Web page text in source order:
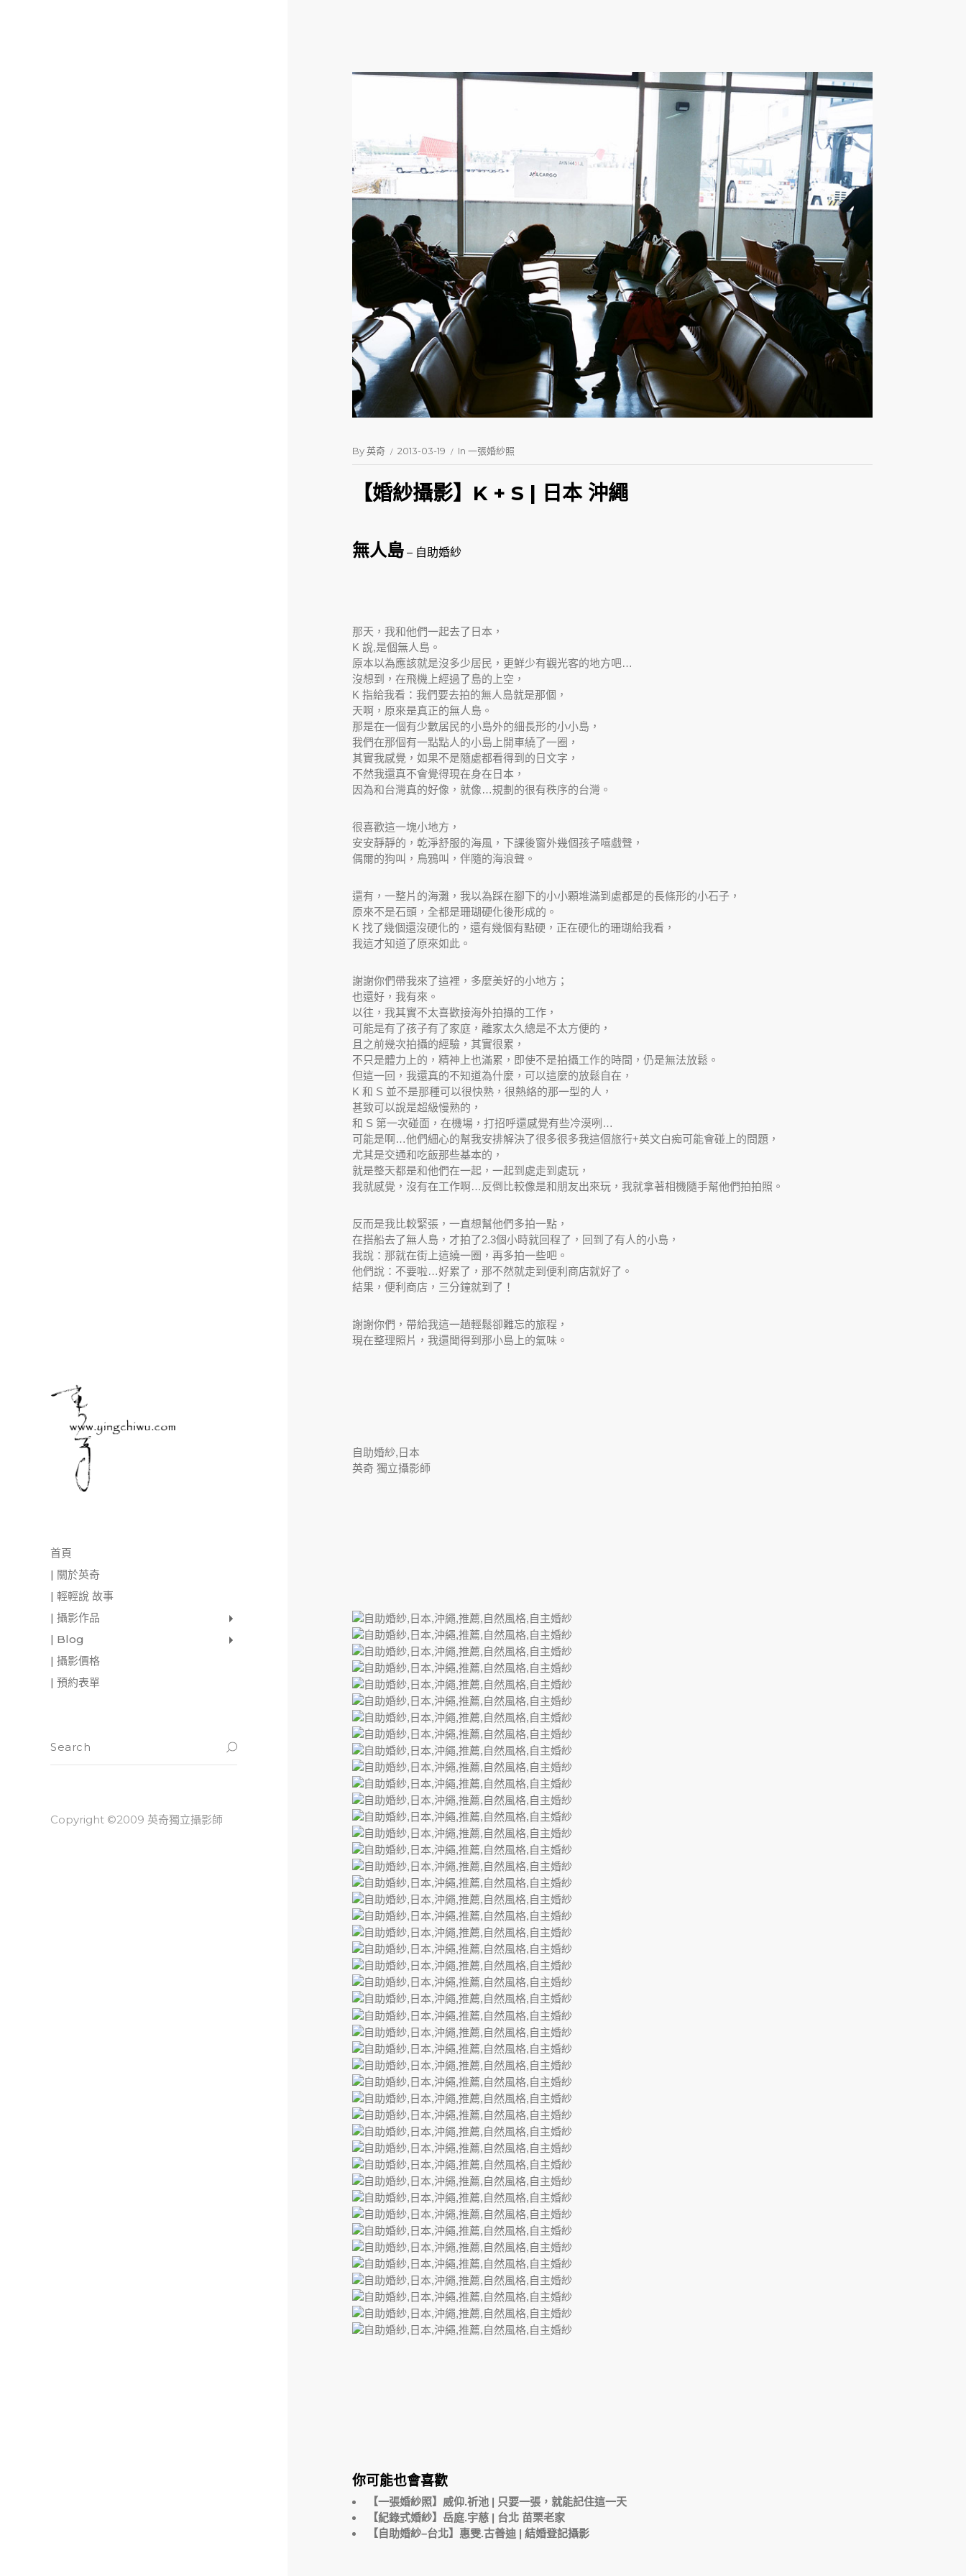
首頁
| 關於英奇
| 輕輕說 故事
| 攝影作品
| Blog
| 攝影價格
| 預約表單
Copyright ©2009 英奇獨立攝影師
By英奇 2013-03-19 In 一張婚紗照
【婚紗攝影】K + S | 日本 沖繩
無人島 – 自助婚紗
那天，我和他們一起去了日本，
K 說,是個無人島。
原本以為應該就是沒多少居民，更鮮少有觀光客的地方吧…
沒想到，在飛機上經過了島的上空，
K 指給我看：我們要去拍的無人島就是那個，
天啊，原來是真正的無人島。
那是在一個有少數居民的小島外的細長形的小小島，
我們在那個有一點點人的小島上開車繞了一圈，
其實我感覺，如果不是隨處都看得到的日文字，
不然我還真不會覺得現在身在日本，
因為和台灣真的好像，就像…規劃的很有秩序的台灣。
很喜歡這一塊小地方，
安安靜靜的，乾淨舒服的海風，下課後窗外幾個孩子嘻戲聲，
偶爾的狗叫，鳥鴉叫，伴隨的海浪聲。
還有，一整片的海灘，我以為踩在腳下的小小顆堆滿到處都是的長條形的小石子，
原來不是石頭，全都是珊瑚硬化後形成的。
K 找了幾個還沒硬化的，還有幾個有點硬，正在硬化的珊瑚給我看，
我這才知道了原來如此。
謝謝你們帶我來了這裡，多麼美好的小地方；
也還好，我有來。
以往，我其實不太喜歡接海外拍攝的工作，
可能是有了孩子有了家庭，離家太久總是不太方便的，
且之前幾次拍攝的經驗，其實很累，
不只是體力上的，精神上也滿累，即使不是拍攝工作的時間，仍是無法放鬆。
但這一回，我還真的不知道為什麼，可以這麼的放鬆自在，
K 和 S 並不是那種可以很快熟，很熱絡的那一型的人，
甚致可以說是超級慢熟的，
和 S 第一次碰面，在機場，打招呼還感覺有些冷漠咧…
可能是啊…他們細心的幫我安排解決了很多很多我這個旅行+英文白痴可能會碰上的問題，
尤其是交通和吃飯那些基本的，
就是整天都是和他們在一起，一起到處走到處玩，
我就感覺，沒有在工作啊…反倒比較像是和朋友出來玩，我就拿著相機隨手幫他們拍拍照。
反而是我比較緊張，一直想幫他們多拍一點，
在搭船去了無人島，才拍了2.3個小時就回程了，回到了有人的小島，
我說：那就在街上這繞一圈，再多拍一些吧。
他們說：不要啦…好累了，那不然就走到便利商店就好了。
結果，便利商店，三分鐘就到了！
謝謝你們，帶給我這一趟輕鬆卻難忘的旅程，
現在整理照片，我還聞得到那小島上的氣味。
自助婚紗,日本
英奇 獨立攝影師
你可能也會喜歡
【一張婚紗照】威仰.祈池 | 只要一張，就能記住這一天
【紀錄式婚紗】岳庭.宇慈 | 台北 苗栗老家
【自助婚紗–台北】惠雯.古善迪 | 結婚登記攝影